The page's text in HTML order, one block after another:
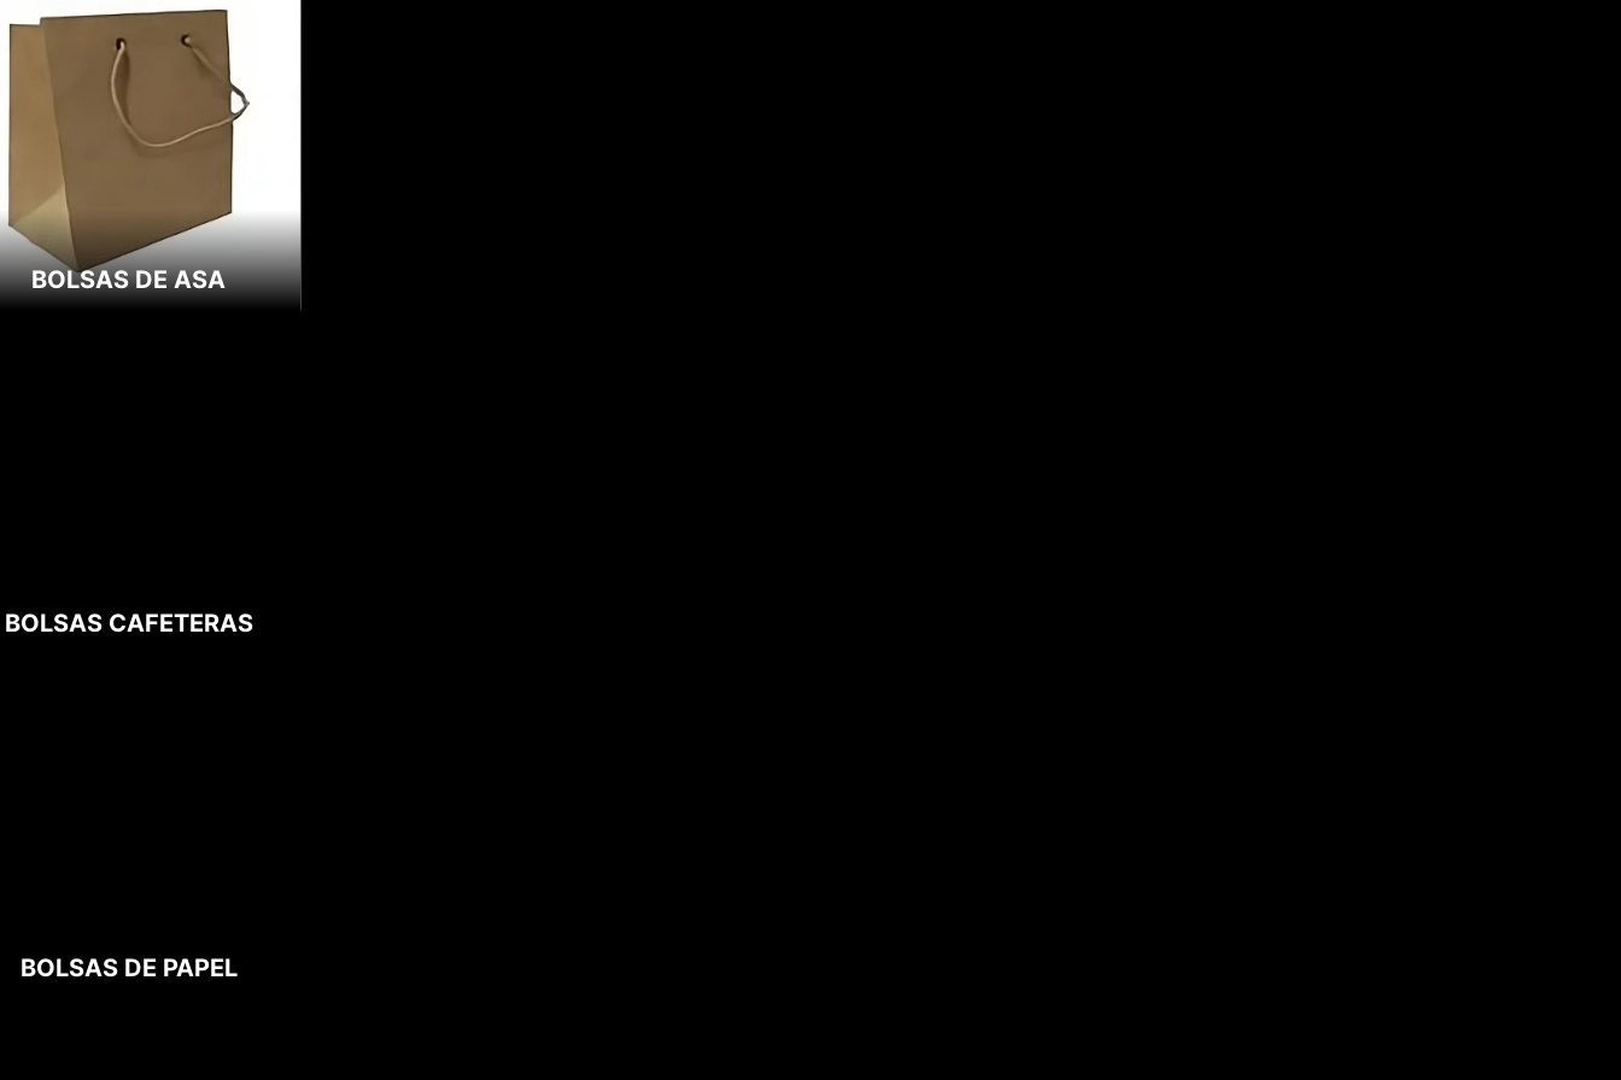
BOLSAS DE ASA
BOLSAS CAFETERAS
BOLSAS DE PAPEL